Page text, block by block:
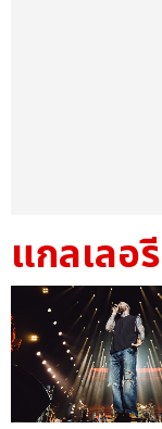
แกลเลอรี